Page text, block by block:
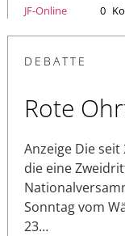
JF-Online 0
DEBATTE
Rote
Anzeige Die
die eine
Sonntag vom
23…